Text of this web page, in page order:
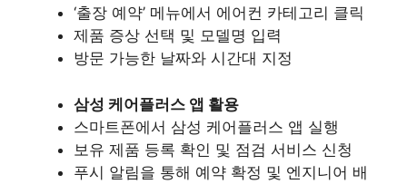
‘출장 예약’ 메뉴에서 에어컨 카테고리 클릭
제품 증상 선택 및 모델명 입력
방문 가능한 날짜와 시간대 지정
삼성 케어플러스 앱 활용
스마트폰에서 삼성 케어플러스 앱 실행
보유 제품 등록 확인 및 점검 서비스 신청
푸시 알림을 통해 예약 확정 및 엔지니어 배